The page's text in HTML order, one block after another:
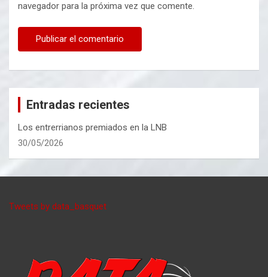
navegador para la próxima vez que comente.
Entradas recientes
Los entrerrianos premiados en la LNB
30/05/2026
Tweets by data_basquet